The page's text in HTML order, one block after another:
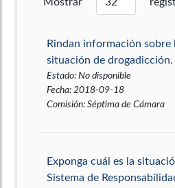
Rindan información sobre
situación de drogadicción.
Estado: No disponible
Fecha: 2018-09-18
Comisión: Séptima de Cámara
Exponga cuál es la
Sistema de